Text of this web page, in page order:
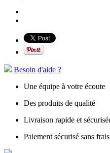
Besoin d'aide ?
Une équipe à votre écoute
Des produits de qualité
Livraison rapide et
Paiement sécurisé sans